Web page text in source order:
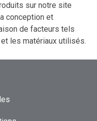
sur notre site
conception et
de facteurs tels
les matériaux utilisés.